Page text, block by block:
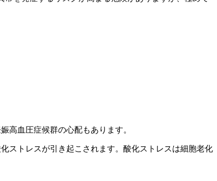
高血圧症候群の心配もあります。
ストレスが引き起こされます。酸化ストレスは細胞老化